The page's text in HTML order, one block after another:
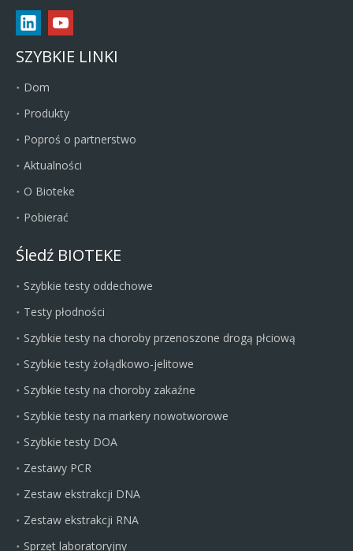
SZYBKIE LINKI
Dom
Produkty
Poproś o partnerstwo
Aktualności
O Bioteke
Pobierać
Śledź BIOTEKE
Szybkie testy oddechowe
Testy płodności
Szybkie testy na choroby przenoszone drogą płciową
Szybkie testy żołądkowo-jelitowe
Szybkie testy na choroby zakaźne
Szybkie testy na markery nowotworowe
Szybkie testy DOA
Zestawy PCR
Zestaw ekstrakcji DNA
Zestaw ekstrakcji RNA
Sprzęt laboratoryjny